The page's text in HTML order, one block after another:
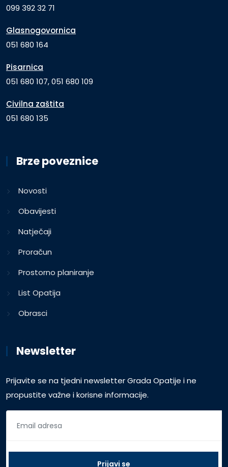
099 392 32 71
Glasnogovornica
051 680 164
Pisarnica
051 680 107, 051 680 109
Civilna zaštita
051 680 135
Brze poveznice
Novosti
Obavijesti
Natječaji
Proračun
Prostorno planiranje
List Opatija
Obrasci
Newsletter
Prijavite se na tjedni newsletter Grada Opatije i ne
propustite važne i korisne informacije.